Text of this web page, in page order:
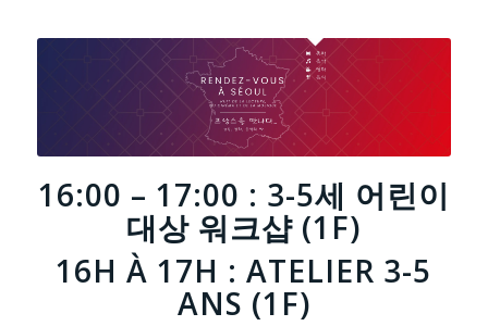
16:00 – 17:00 : 3-5세 어린이
대상 워크샵 (1F)
16H À 17H : ATELIER 3-5
ANS (1F)